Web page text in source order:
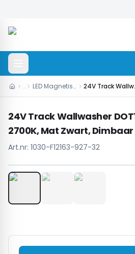
… LED Magnetisch Systeem 24V Track
24V Track Wallwasher
2700K, Mat Zwart, Dimbaar
Art.nr: 1030-F12163-927-32